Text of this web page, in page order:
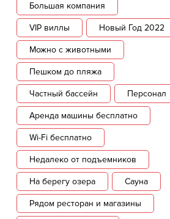
Большая компания
VIP виллы Новый Год 2022
Можно с животными
Пешком до пляжа
Частный бассейн Персонал
Аренда машины бесплатно
Wi-Fi бесплатно
Недалеко от подъемников
На берегу озера Сауна
Рядом ресторан и магазины